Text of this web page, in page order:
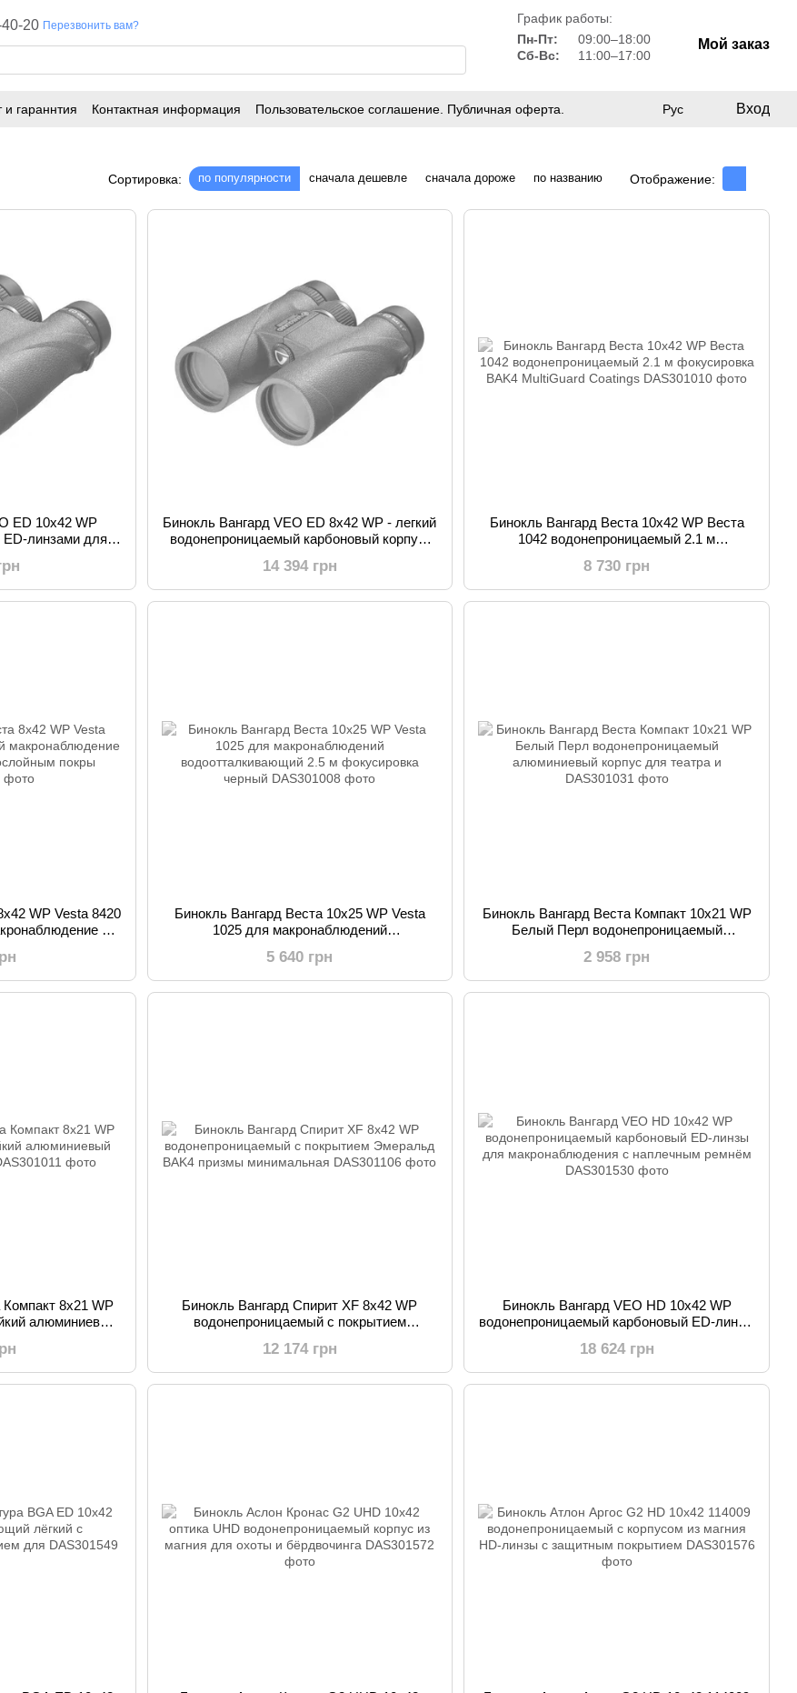
20 Перезвонить вам?
График работы:
Пн-Пт:
09:00–18:00
Сб-Вс:
11:00–17:00
Мой заказ
гараннтия Контактная информация
Пользовательское соглашение. Публичная оферта.
Рус Вход
Сортировка: по популярности сначала дешевле сначала дороже по названию Отображение:
ED 10x42 WP
линзами для
Бинокль Вангард VEO ED 8x42 WP - легкий
водонепроницаемый карбоновый корпус,
14 394 грн
Бинокль Вангард Веста 10x42 WP Веста
1042 водонепроницаемый 2.1 м
8 730 грн
WP Vesta 8420
от
Бинокль Вангард Веста 10x25 WP Vesta
1025 для макронаблюдений
черный
5 640 грн
Бинокль Вангард Веста Компакт 10x21 WP
Белый Перл водонепроницаемый
2 958 грн
8x21 WP
алюминиевый
Бинокль Вангард Спирит XF 8x42 WP
водонепроницаемый с покрытием
12 174 грн
Бинокль Вангард VEO HD 10x42 WP
водонепроницаемый карбоновый ED-линзы
ремнём
18 624 грн